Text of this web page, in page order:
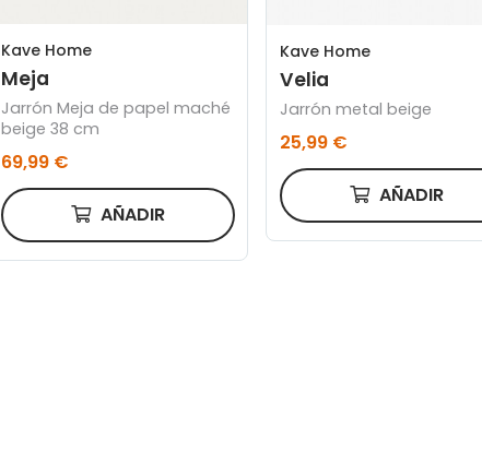
Kave Home
Meja
Jarrón Meja de papel maché
beige 38 cm
69,99 €
AÑADIR
Kave Home
Velia
Jarrón metal beige
25,99 €
AÑADIR